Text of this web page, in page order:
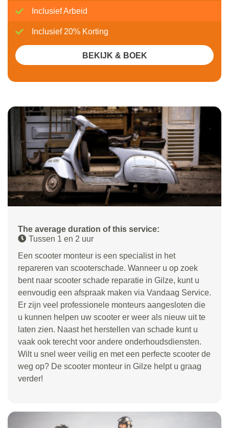
The average duration of this service:
Tussen 1 en 2 uur
Een scooter monteur is een specialist in het
repareren van scooterschade. Wanneer u op zoek
bent naar scooter schade reparatie in Gilze, kunt u
eenvoudig een afspraak maken via Vandaag Service.
Er zijn veel professionele monteurs aangesloten die
u kunnen helpen uw scooter er weer als nieuw uit te
laten zien. Naast het herstellen van schade kunt u
vaak ook terecht voor andere onderhoudsdiensten.
Wilt u snel weer veilig en met een perfecte scooter de
weg op? De scooter monteur in Gilze helpt u graag
verder!
Inclusief Arbeid
Inclusief 20% Korting
BEKIJK & BOEK